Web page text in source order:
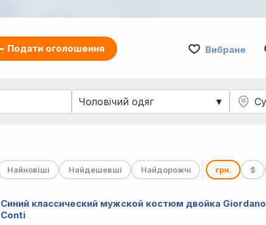
Подати оголошення Вибране
Найновіші Найдешевші Найдорожчі грн. $
Синий классический мужской костюм двойка Giordano
Conti